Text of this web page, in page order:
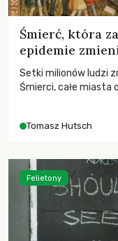
Śmierć, która
epidemie
Setki milionów ludzi
Śmierci, całe miasta
największych
Tomasz Hutsch
Felietony